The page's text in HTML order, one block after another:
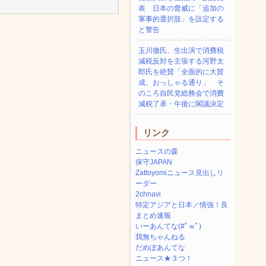
表 日本の脅威に「追加の
軍事的選択肢」を設定する
と警告
玉川徹氏、生出演で消費税
減税反対を主張する河野太
郎氏を絶賛「全面的に大賛
成、おっしゃる通り」 そ
のころ自民党総務会で消費
減税了承・午後に閣議決定
リンク
ニュースの森
保守JAPAN
Zattoyomiニュース見出しリ
ーダー
2chnavi
特定アジアと日本／情強！良
まとめ速報
いーあんてな(#ﾟｗﾟ)
我無ちゃんねる
だめぽあんてな
ニュース★３つ！